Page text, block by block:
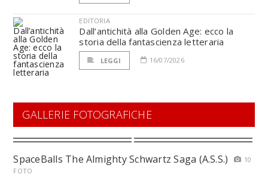
EDITORIA
Dall’antichità alla Golden Age: ecco la
storia della fantascienza letteraria
LEGGI 16/07/2026
GALLERIE FOTOGRAFICHE
SpaceBalls The Almighty Schwartz Saga (A.S.S.)
10
FOTO